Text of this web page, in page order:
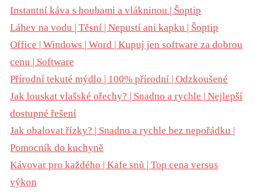
Instantní káva s houbami a vlákninou | Šoptip
Láhev na vodu | Těsní | Nepustí ani kapku | Šoptip
Office | Windows | Word | Kupuj jen software za dobrou
cenu | Software
Přírodní tekuté mýdlo | 100% přírodní | Odzkoušené
Jak louskat vlašské ořechy? | Snadno a rychle | Nejlepší
dostupné řešení
Jak obalovat řízky? | Snadno a rychle bez nepořádku |
Pomocník do kuchyně
Kávovar pro každého | Kafe snů | Top cena versus
výkon